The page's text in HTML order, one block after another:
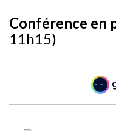
Conférence en
11h15)